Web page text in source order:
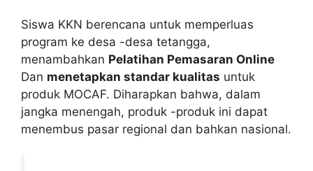
Siswa KKN berencana untuk memperluas
program ke desa -desa tetangga,
menambahkan Pelatihan Pemasaran Online
Dan menetapkan standar kualitas untuk
produk MOCAF. Diharapkan bahwa, dalam
jangka menengah, produk -produk ini dapat
menembus pasar regional dan bahkan nasional.